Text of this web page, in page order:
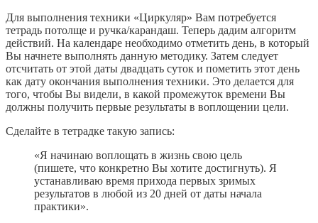
Для выполнения техники «Циркуляр» Вам потребуется
тетрадь потолще и ручка/карандаш. Теперь дадим алгоритм
действий. На календаре необходимо отметить день, в который
Вы начнете выполнять данную методику. Затем следует
отсчитать от этой даты двадцать суток и пометить этот день
как дату окончания выполнения техники. Это делается для
того, чтобы Вы видели, в какой промежуток времени Вы
должны получить первые результаты в воплощении цели.
Сделайте в тетрадке такую запись:
«Я начинаю воплощать в жизнь свою цель
(пишете, что конкретно Вы хотите достигнуть). Я
устанавливаю время прихода первых зримых
результатов в любой из 20 дней от даты начала
практики».